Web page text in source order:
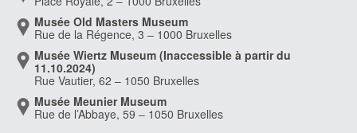
Musée Old Masters Museum
Rue de la Régence, 3 – 1000 Bruxelles
Musée Wiertz Museum (Inaccessible à partir du
11.10.2024)
Rue Vautier, 62 – 1050 Bruxelles
Musée Meunier Museum
Rue de l’Abbaye, 59 – 1050 Bruxelles